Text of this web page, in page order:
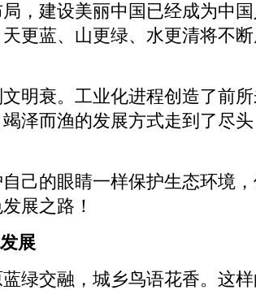
，建设美丽中国已经成为中
更蓝、山更绿、水更清将不
明衰。工业化进程创造了前
泽而渔的发展方式走到了尽
己的眼睛一样保护生态环境
展之路！
展
绿交融，城乡鸟语花香。这